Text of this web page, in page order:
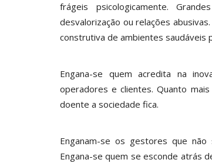
frágeis psicologicamente.
desvalorização ou relações
construtiva de ambientes saudáveis
Engana-se quem acredita na
operadores e clientes. Quanto
doente a sociedade fica.
Enganam-se os gestores que não
Engana-se quem se esconde atrás